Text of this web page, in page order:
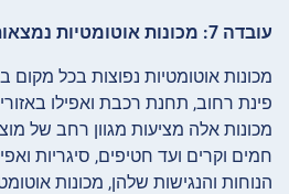
עובדה 7: מכונות אוטומטיות נמצאות בכל מקום ביפן
מכונות אוטומטיות נפוצות בכל מקום
פינת רחוב, תחנת רכבת ואפילו
מכונות אלה מציעות מגוון רחב של
חמים וקרים ועד חטיפים, סיגריות
הנוחות והנגישות שלהן, מכונות